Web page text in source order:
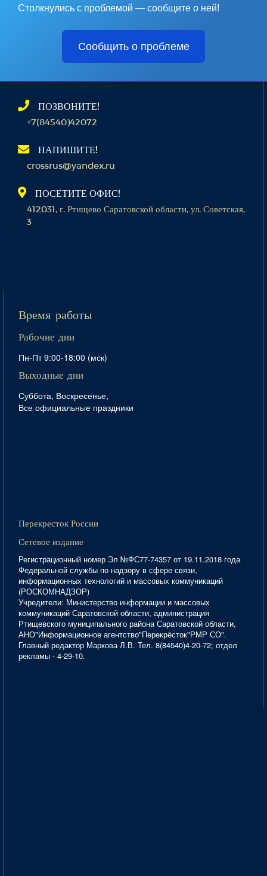
Столкнулись с проблемой — сообщите о ней!
Сообщить о проблеме
ПОЗВОНИТЕ!
+7(84540)42072
НАПИШИТЕ!
crossrus@yandex.ru
ПОСЕТИТЕ ОФИС!
412031, г. Ртищево Саратовской области, ул. Советская,
3
Время работы
Рабочие дни
Пн-Пт 9:00-18:00 (мск)
Выходные дни
Суббота, Воскресенье,
Все официальные праздники
Перекресток России
Сетевое издание
Регистрационный номер Эл №ФС77-74357 от 19.11.2018 года
Федеральной службы по надзору в сфере связи,
информационных технологий и массовых коммуникаций
(РОСКОМНАДЗОР)
Учредители: Министерство информации и массовых
коммуникаций Саратовской области, администрация
Ртищевского муниципального района Саратовской области,
АНО"Информационное агентство"Перекрёсток"РМР СО".
Главный редактор Маркова Л.В. Тел. 8(84540)4-20-72; отдел
рекламы - 4-29-10.